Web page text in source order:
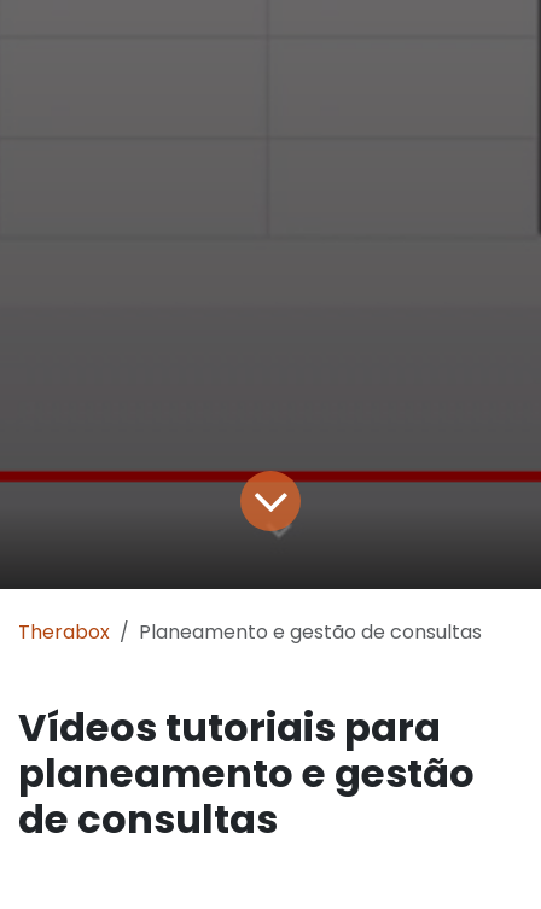
Therabox Planeamento e gestão de consultas
Vídeos tutoriais para
planeamento e gestão
de consultas